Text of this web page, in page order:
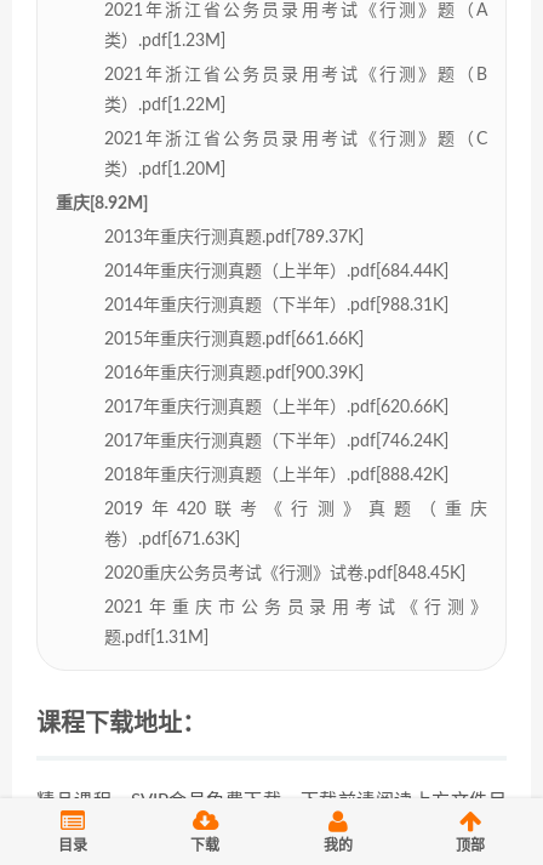
2021年浙江省公务员录用考试《行测》题（A
类）.pdf[1.23M]
2021年浙江省公务员录用考试《行测》题（B
类）.pdf[1.22M]
2021年浙江省公务员录用考试《行测》题（C
类）.pdf[1.20M]
重庆[8.92M]
2013年重庆行测真题.pdf[789.37K]
2014年重庆行测真题（上半年）.pdf[684.44K]
2014年重庆行测真题（下半年）.pdf[988.31K]
2015年重庆行测真题.pdf[661.66K]
2016年重庆行测真题.pdf[900.39K]
2017年重庆行测真题（上半年）.pdf[620.66K]
2017年重庆行测真题（下半年）.pdf[746.24K]
2018年重庆行测真题（上半年）.pdf[888.42K]
2019年420联考《行测》真题（重庆
卷）.pdf[671.63K]
2020重庆公务员考试《行测》试卷.pdf[848.45K]
2021年重庆市公务员录用考试《行测》
题.pdf[1.31M]
课程下载地址：
精品课程，SVIP会员免费下载，下载前请阅读上方文件目
录，链接下载为百度云网盘，如连接失效，可评论告知。
目录 下载 我的 顶部